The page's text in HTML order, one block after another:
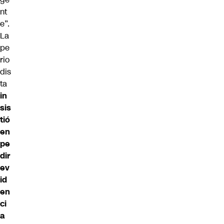
nt
e”.
La
pe
rio
dis
ta
in
sis
tió
en
pe
dir
ev
id
en
ci
a